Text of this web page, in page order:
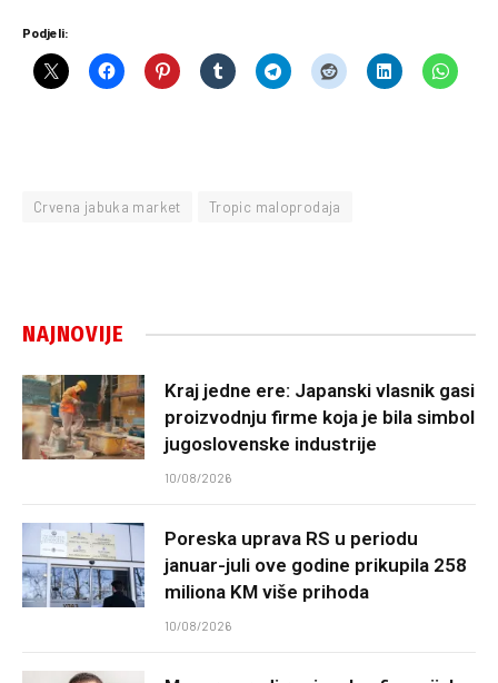
Podjeli:
Crvena jabuka market Tropic maloprodaja
NAJNOVIJE
Kraj jedne ere: Japanski vlasnik gasi
proizvodnju firme koja je bila simbol
jugoslovenske industrije
10/08/2026
Poreska uprava RS u periodu
januar-juli ove godine prikupila 258
miliona KM više prihoda
10/08/2026